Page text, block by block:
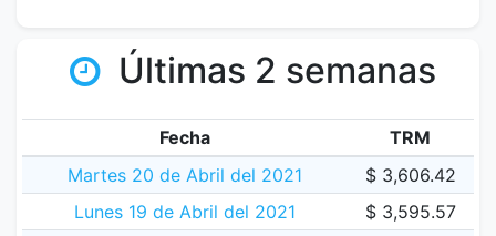
Últimas 2 semanas
Fecha
TRM
Martes 20 de Abril del 2021
$ 3,606.42
Lunes 19 de Abril del 2021
$ 3,595.57